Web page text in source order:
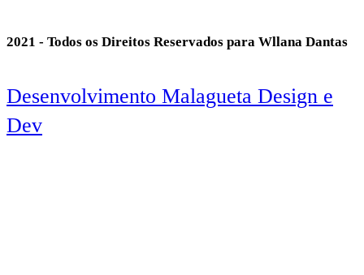
2021 - Todos os Direitos Reservados para Wllana Dantas
Desenvolvimento Malagueta Design e
Dev